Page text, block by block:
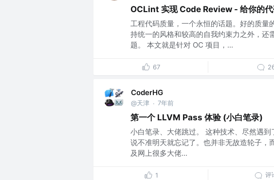
OCLint 实现 Code Review - 给你的
工程代码质量，一个永恒的话题。好的质量
持统一的风格和较高的自我约束力之外，还
题。 本文就是针对 OC 项目，...
67
CoderHG
@天津 · 7年前
第一个 LLVM Pass 体验 (小白笔录)
小白笔录、大佬跳过。 这种技术、尽然遇
说不准明天就忘记了。也并非无故造轮子，
及网上很多大佬...
1 评